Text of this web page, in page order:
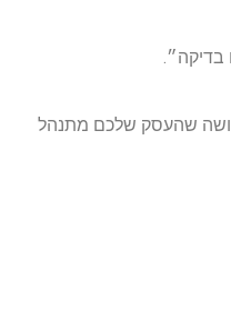
בדיקה״.
שהעסק שלכם מתנהל